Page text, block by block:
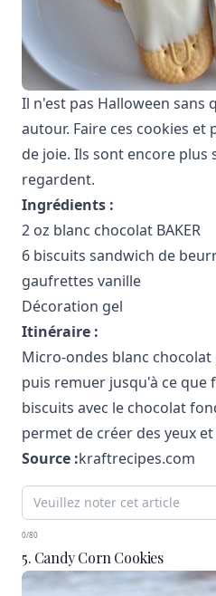
Il n'est pas Halloween sans
autour. Faire ces cookies et
de joie. Ils sont encore plus
regardent.
Ingrédients :
2 oz blanc chocolat BAKER
6 biscuits sandwich de
gaufrettes vanille
Décoration gel
Itinéraire :
Micro-ondes blanc
puis remuer jusqu'à ce que
biscuits avec le chocolat
permet de créer des yeux
Source :kraftrecipes.com
0/80
5. Candy Corn Cookies